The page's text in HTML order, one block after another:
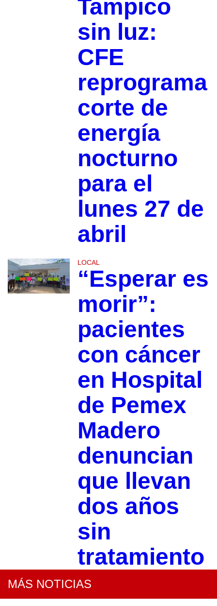
Tampico
sin luz:
CFE
reprograma
corte de
energía
nocturno
para el
lunes 27 de
abril
LOCAL
“Esperar es
morir”:
pacientes
con cáncer
en Hospital
de Pemex
Madero
denuncian
que llevan
dos años
sin
tratamiento
MÁS NOTICIAS